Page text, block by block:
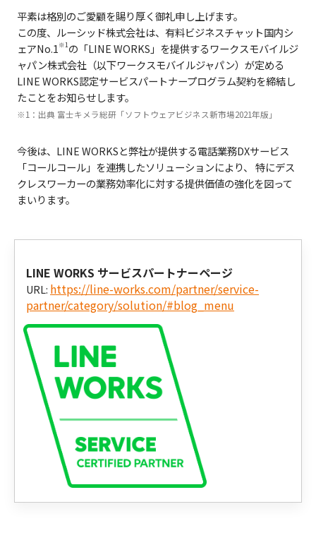
平素は格別のご愛顧を賜り厚く御礼申し上げます。
この度、ルーシッド株式会社は、有料ビジネスチャット国内シ
ェアNo.1※1 の「LINE WORKS」を提供するワークスモバイルジ
ャパン株式会社（以下ワークスモバイルジャパン）が定める
LINE WORKS認定サービスパートナープログラム契約を締結し
たことをお知らせします。
※1：出典 富士キメラ総研「ソフトウェアビジネス新市場2021年版」
今後は、LINE WORKSと弊社が提供する電話業務DXサービス
「コールコール」を連携したソリューションにより、 特にデス
クレスワーカーの業務効率化に対する提供価値の強化を図って
まいります。
LINE WORKS サービスパートナーページ
URL: https://line-works.com/partner/service-
partner/category/solution/#blog_menu